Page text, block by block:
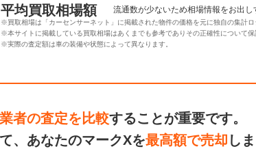
平均買取相場額 流通数が少ないため相場情報をお出
※買取相場は「カーセンサーネット」に掲載された物件の価格を元に独自の集計
※本サイトに掲載している買取相場はあくまでも参考でありその正確性について
※実際の査定額は車の装備や状態によって異なります。
者の査定を比較することが重要です。
、あなたのマークXを最高額で売却 し